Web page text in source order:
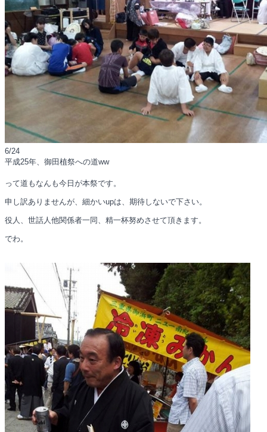
6/24
平成25年、御田植祭への道ww
って道もなんも今日が本祭です。
申し訳ありませんが、細かいupは、期待しないで下さい。
役人、世話人他関係者一同、精一杯努めさせて頂きます。
でわ。